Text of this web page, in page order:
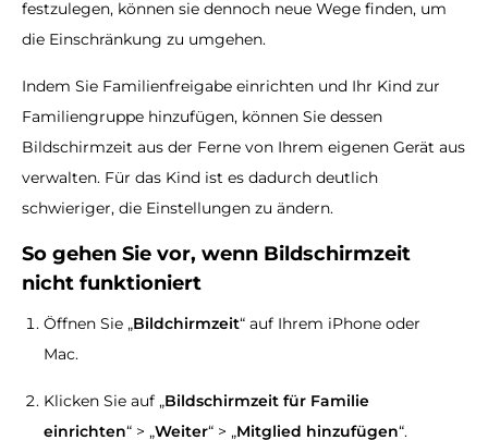
festzulegen, können sie dennoch neue Wege finden, um
die Einschränkung zu umgehen.
Indem Sie Familienfreigabe einrichten und Ihr Kind zur
Familiengruppe hinzufügen, können Sie dessen
Bildschirmzeit aus der Ferne von Ihrem eigenen Gerät aus
verwalten. Für das Kind ist es dadurch deutlich
schwieriger, die Einstellungen zu ändern.
So gehen Sie vor, wenn Bildschirmzeit
nicht funktioniert
Öffnen Sie „Bildchirmzeit“ auf Ihrem iPhone oder
Mac.
Klicken Sie auf „Bildschirmzeit für Familie
einrichten“ > „Weiter“ > „Mitglied hinzufügen“.